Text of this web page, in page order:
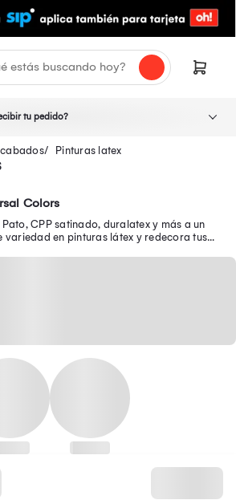
tu pedido?
Pinturas latex
Colors
CPP satinado, duralatex y más a un
variedad en pinturas látex y redecora tus